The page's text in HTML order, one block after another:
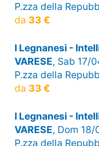
P.zza della
da 33 €
I Legnanesi -
VARESE, Sab 17/
P.zza della
da 33 €
I Legnanesi -
VARESE, Dom 18/
P.zza della